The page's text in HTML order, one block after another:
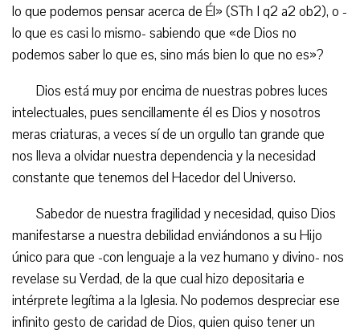
lo que podemos pensar acerca de Él» (STh I q2 a2 ob2), o -
lo que es casi lo mismo- sabiendo que «de Dios no
podemos saber lo que es, sino más bien lo que no es»?
Dios está muy por encima de nuestras pobres luces
intelectuales, pues sencillamente él es Dios y nosotros
meras criaturas, a veces sí de un orgullo tan grande que
nos lleva a olvidar nuestra dependencia y la necesidad
constante que tenemos del Hacedor del Universo.
Sabedor de nuestra fragilidad y necesidad, quiso Dios
manifestarse a nuestra debilidad enviándonos a su Hijo
único para que -con lenguaje a la vez humano y divino- nos
revelase su Verdad, de la que cual hizo depositaria e
intérprete legítima a la Iglesia. No podemos despreciar ese
infinito gesto de caridad de Dios, quien quiso tener un